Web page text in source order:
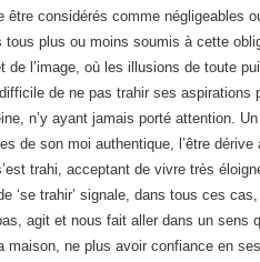
être considérés comme négligeables
tous plus ou moins soumis à cette
de l’image, où les illusions de toute
de ne pas trahir ses aspirations
n’y ayant jamais porté attention.
de son moi authentique, l’être
trahi, acceptant de vivre très
‘se trahir’ signale, dans tous ces
agit et nous fait aller dans un sens
maison, ne plus avoir confiance en